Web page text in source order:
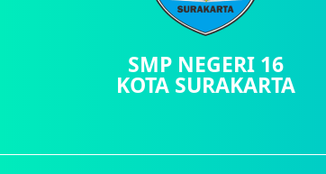
SMP NEGERI 16
KOTA SURAKARTA